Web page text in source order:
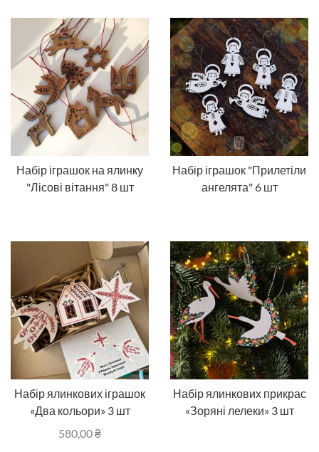
Набір іграшок на ялинку
"Лісові вітання" 8 шт
Набір іграшок "Прилетіли
ангелята" 6 шт
Набір ялинкових іграшок
«Два кольори» 3 шт
580,00₴
Набір ялинкових прикрас
«Зоряні лелеки» 3 шт